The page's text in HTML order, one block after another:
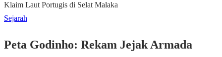
Klaim Laut Portugis di Selat Malaka
Sejarah
Peta Godinho: Rekam Jejak Armada